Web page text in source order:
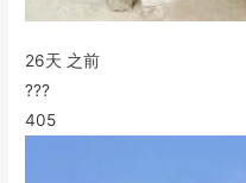
26天 之前
???
405